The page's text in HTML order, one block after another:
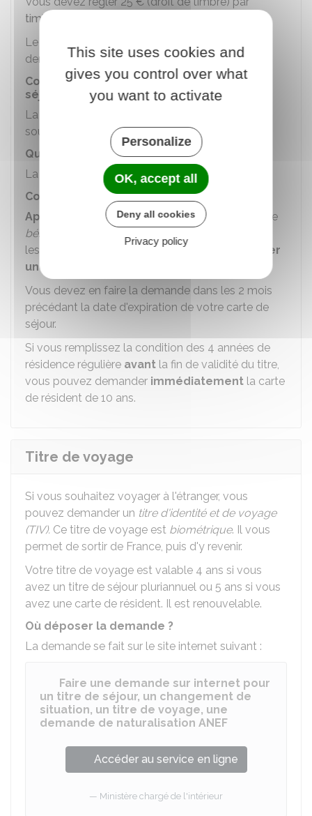
timbres fiscaux
Le justificatif de paiement du droit de timbre est
demandé lors de la remise de la carte.
Comment vous est remise la carte de
séjour ?
La carte vous est remise par la préfecture (ou la
sous-préfecture) de votre domicile.
Quelle est sa durée de validité ?
La carte de séjour est valable4 ans maximum.
Comment la faire renouveler ?
Après 4 ans de séjour en France
avec la carte
bénéficiaire de la protection subsidiaire
les membres de votre famille pouvez
demander
une
Vous devez en faire la demande dans les 2 mois
précédant la date d'expiration de votre carte de
séjour.
Si vous remplissez la condition des 4 années de
résidence régulière avant la fin de validité du titre,
vous pouvez demander immédiatement la carte
de résident de 10 ans.
Titre de voyage
Si vous souhaitez voyager à l'étranger, vous
pouvez demander un titre d'identité et de voyage
(TIV). Ce titre de voyage est biométrique. Il vous
permet de sortir de France, puis d'y revenir.
Votre titre de voyage est valable 4 ans si vous
avez un titre de séjour pluriannuel ou 5 ans si vous
avez une carte de résident. Il est renouvelable.
Où déposer la demande ?
La demande se fait sur le site internet suivant :
Faire une demande sur internet pour
un titre de séjour, un changement de
situation, un titre de voyage, une
demande de naturalisation ANEF
Accéder au service en ligne
Ministère chargé de l'intérieur
This site uses cookies and
gives you control over what
you want to activate
Personalize
OK, accept all
Deny all cookies
Privacy policy